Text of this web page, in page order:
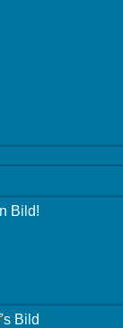
Bild!
Bild